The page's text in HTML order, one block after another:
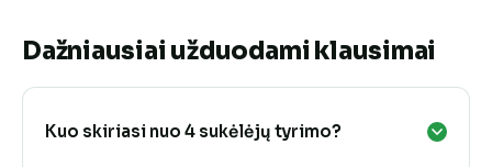
Dažniausiai užduodami klausimai
Kuo skiriasi nuo 4 sukėlėjų tyrimo?